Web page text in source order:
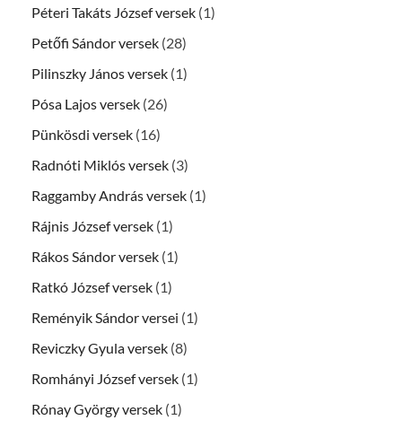
Péteri Takáts József versek (1)
Petőfi Sándor versek (28)
Pilinszky János versek (1)
Pósa Lajos versek (26)
Pünkösdi versek (16)
Radnóti Miklós versek (3)
Raggamby András versek (1)
Rájnis József versek (1)
Rákos Sándor versek (1)
Ratkó József versek (1)
Reményik Sándor versei (1)
Reviczky Gyula versek (8)
Romhányi József versek (1)
Rónay György versek (1)